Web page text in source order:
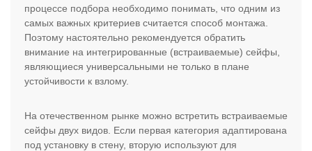
процессе подбора необходимо понимать, что одним из
самых важных критериев считается способ монтажа.
Поэтому настоятельно рекомендуется обратить
внимание на интегрированные (встраиваемые) сейфы,
являющиеся универсальными не только в плане
устойчивости к взлому.
На отечественном рынке можно встретить встраиваемые
сейфы двух видов. Если первая категория адаптирована
под установку в стену, вторую используют для